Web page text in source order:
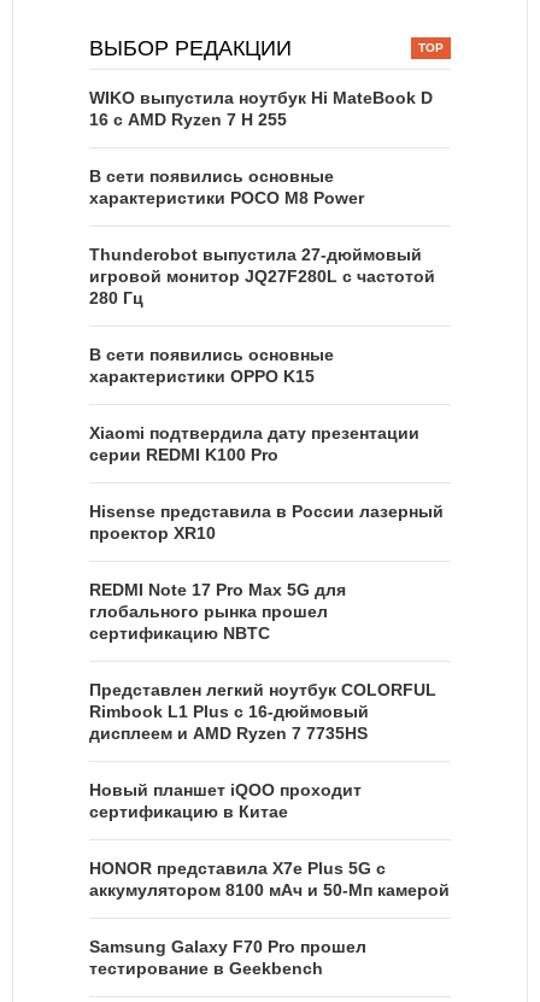
ВЫБОР РЕДАКЦИИ
WIKO выпустила ноутбук Hi MateBook D
16 с AMD Ryzen 7 H 255
В сети появились основные
характеристики POCO M8 Power
Thunderobot выпустила 27-дюймовый
игровой монитор JQ27F280L с частотой
280 Гц
В сети появились основные
характеристики OPPO K15
Xiaomi подтвердила дату презентации
серии REDMI K100 Pro
Hisense представила в России лазерный
проектор XR10
REDMI Note 17 Pro Max 5G для
глобального рынка прошел
сертификацию NBTC
Представлен легкий ноутбук COLORFUL
Rimbook L1 Plus с 16-дюймовый
дисплеем и AMD Ryzen 7 7735HS
Новый планшет iQOO проходит
сертификацию в Китае
HONOR представила X7e Plus 5G с
аккумулятором 8100 мАч и 50-Мп камерой
Samsung Galaxy F70 Pro прошел
тестирование в Geekbench